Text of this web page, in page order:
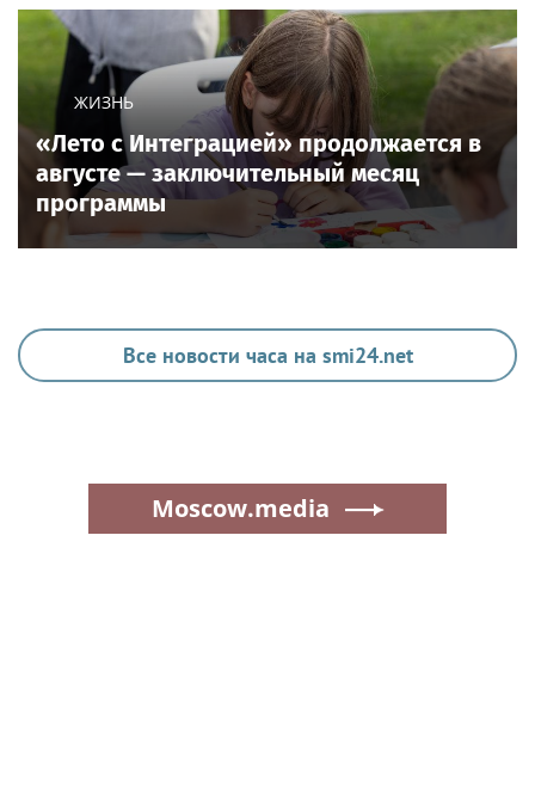
ЖИЗНЬ
«Лето с Интеграцией» продолжается в
августе — заключительный месяц
программы
Все новости часа на smi24.net
Moscow.media